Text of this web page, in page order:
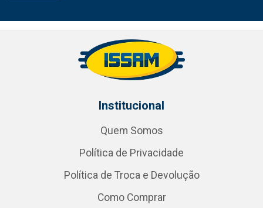
Institucional
Quem Somos
Política de Privacidade
Política de Troca e Devolução
Como Comprar